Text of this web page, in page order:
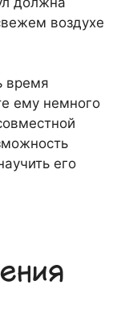
воздухе
время
ему немного
его